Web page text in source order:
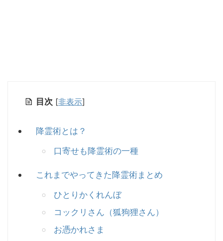
目次 [非表示]
降霊術とは？
口寄せも降霊術の一種
これまでやってきた降霊術まとめ
ひとりかくれんぼ
コックリさん（狐狗狸さん）
お憑かれさま